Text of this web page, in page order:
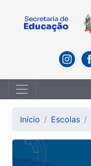
Início Escolas